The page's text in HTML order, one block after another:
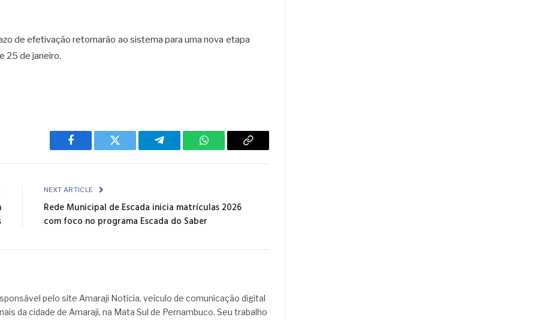
de efetivação retornarão ao sistema para uma nova etapa
25 de janeiro.
Facebook Twitter Telegram WhatsAppCopy
NEXT ARTICLE
Rede Municipal de Escada inicia matrículas 2026
com foco no programa Escada do Saber
pelo site Amaraji Notícia, veículo de comunicação digital
da cidade de Amaraji, na Mata Sul de Pernambuco. Seu trabalho